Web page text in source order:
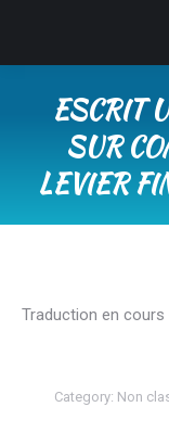
ESCRIT
SUR
LEVIER
Traduction en cours
Category: Non